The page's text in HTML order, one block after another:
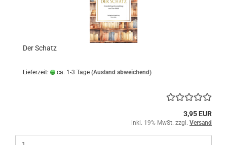
Der Schatz
Lieferzeit: ca. 1-3 Tage (Ausland abweichend)
3,95 EUR
inkl. 19% MwSt. zzgl. Versand